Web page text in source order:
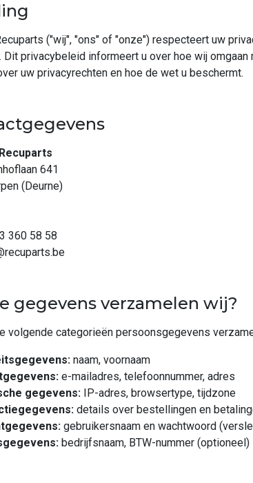
("wij", "ons" of "onze") respecteert uw
Dit privacybeleid informeert u over hoe wij
uw privacyrechten en hoe de wet u beschermt.
641
(Deurne)
360 58 58
gegevens verzamelen wij?
volgende categorieën persoonsgegevens
naam, voornaam
e-mailadres, telefoonnummer, adres
gegevens: IP-adres, browsertype, tijdzone
details over bestellingen en
gebruikersnaam en wachtwoord
bedrijfsnaam, BTW-nummer (optioneel)